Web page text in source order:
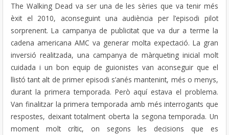
The Walking Dead va ser una de les sèries que va tenir més
èxit el 2010, aconseguint una audiència per l’episodi pilot
sorprenent. La campanya de publicitat que va dur a terme la
cadena americana AMC va generar molta expectació. La gran
inversió realitzada, una campanya de màrqueting inicial molt
cuidada i un bon equip de guionistes van aconseguir que el
llistó tant alt de primer episodi s’anés mantenint, més o menys,
durant la primera temporada. Però aquí estava el problema.
Van finalitzar la primera temporada amb més interrogants que
respostes, deixant totalment oberta la segona temporada. Un
moment molt crític, on segons les decisions que es